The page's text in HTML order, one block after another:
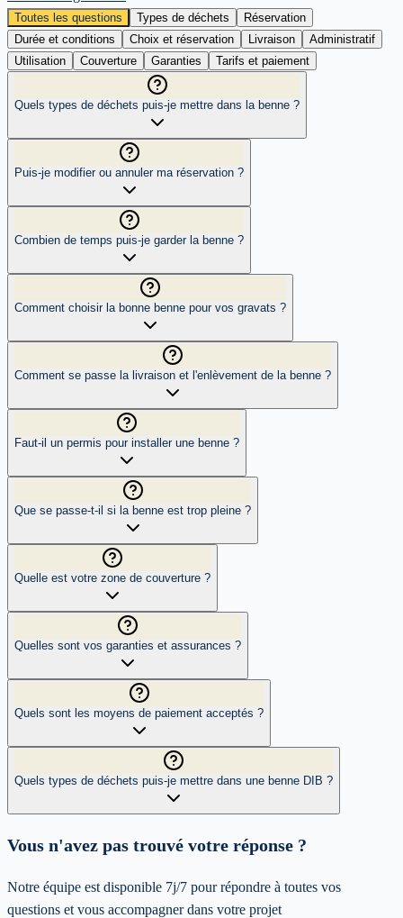
Toutes les questions Types de déchets
Réservation
Durée et conditions
Choix et réservation Livraison
Administratif
Utilisation
Couverture Garanties Tarifs et paiement
Quels types de déchets puis-je mettre dans la benne ?
Puis-je modifier ou annuler ma réservation ?
Combien de temps puis-je garder la benne ?
Comment choisir la bonne benne pour vos gravats ?
Comment se passe la livraison et l'enlèvement de la benne ?
Faut-il un permis pour installer une benne ?
Que se passe-t-il si la benne est trop pleine ?
Quelle est votre zone de couverture ?
Quelles sont vos garanties et assurances ?
Quels sont les moyens de paiement acceptés ?
Quels types de déchets puis-je mettre dans une benne DIB ?
Vous n'avez pas trouvé votre réponse ?
Notre équipe est disponible 7j/7 pour répondre à toutes vos
questions et vous accompagner dans votre projet